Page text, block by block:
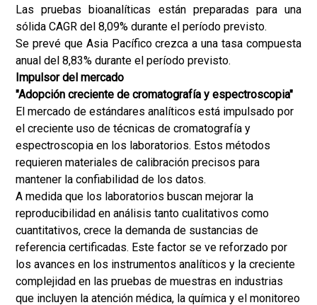
Las pruebas bioanalíticas están preparadas para una
sólida CAGR del 8,09% durante el período previsto.
Se prevé que Asia Pacífico crezca a una tasa compuesta
anual del 8,83% durante el período previsto.
Impulsor del mercado
"Adopción creciente de cromatografía y espectroscopia"
El mercado de estándares analíticos está impulsado por
el creciente uso de técnicas de cromatografía y
espectroscopia en los laboratorios. Estos métodos
requieren materiales de calibración precisos para
mantener la confiabilidad de los datos.
A medida que los laboratorios buscan mejorar la
reproducibilidad en análisis tanto cualitativos como
cuantitativos, crece la demanda de sustancias de
referencia certificadas. Este factor se ve reforzado por
los avances en los instrumentos analíticos y la creciente
complejidad en las pruebas de muestras en industrias
que incluyen la atención médica, la química y el monitoreo